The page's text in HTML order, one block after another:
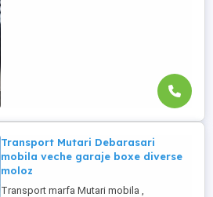
Transport Mutari Debarasari
mobila veche garaje boxe diverse
moloz
Transport marfa Mutari mobila ,